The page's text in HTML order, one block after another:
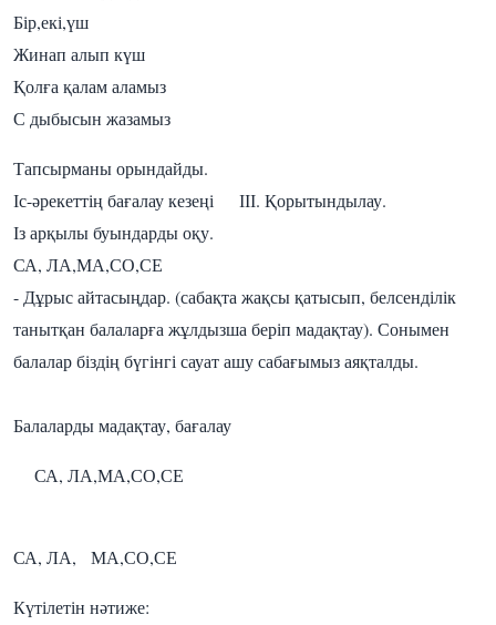
Бір,екі,үш
Жинап алып күш
Қолға қалам аламыз
С дыбысын жазамыз
Тапсырманы орындайды.
Іс-әрекеттің бағалау кезеңі ІІІ. Қорытындылау.
Із арқылы буындарды оқу.
СА, ЛА,МА,СО,СЕ
- Дұрыс айтасыңдар. (сабақта жақсы қатысып, белсенділік
танытқан балаларға жұлдызша беріп мадақтау). Сонымен
балалар біздің бүгінгі сауат ашу сабағымыз аяқталды.
Балаларды мадақтау, бағалау
СА, ЛА,МА,СО,СЕ
СА, ЛА, МА,СО,СЕ
Күтілетін нәтиже: